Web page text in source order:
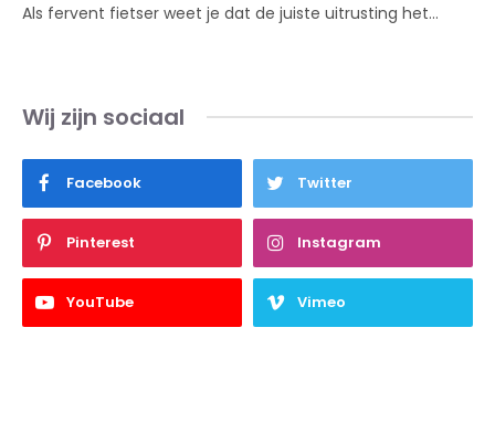
Als fervent fietser weet je dat de juiste uitrusting het…
Wij zijn sociaal
Facebook Twitter
Pinterest Instagram
YouTube Vimeo